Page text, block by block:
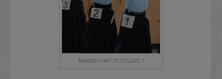
MANNSCHAFT STUTTGART 1